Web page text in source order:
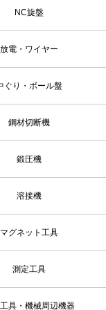
NC旋盤
放電・ワイヤー
ぐり・ボール盤
鋼材切断機
鍛圧機
溶接機
マグネット工具
測定工具
具・機械周辺機器